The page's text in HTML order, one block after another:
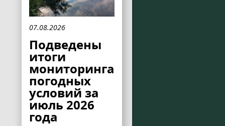
07.08.2026
Подведены
итоги
мониторинга
погодных
условий за
июль 2026
года